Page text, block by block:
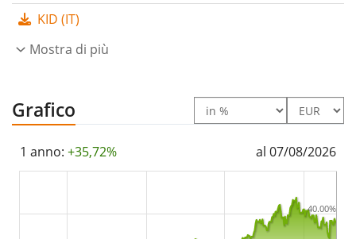
pari a 8.762 mln di Euro
KID (IT)
Mostra di più
Grafico
1 anno: +35,72% al 07/08/2026
40.00%